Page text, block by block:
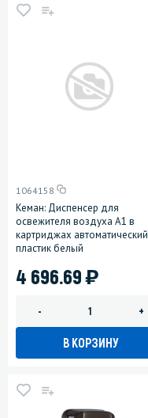
1064158
Кеман: Диспенсер для
освежителя воздуха А1 в
картриджах автоматический
пластик белый
4 696.69)
- +
В КОРЗИНУ